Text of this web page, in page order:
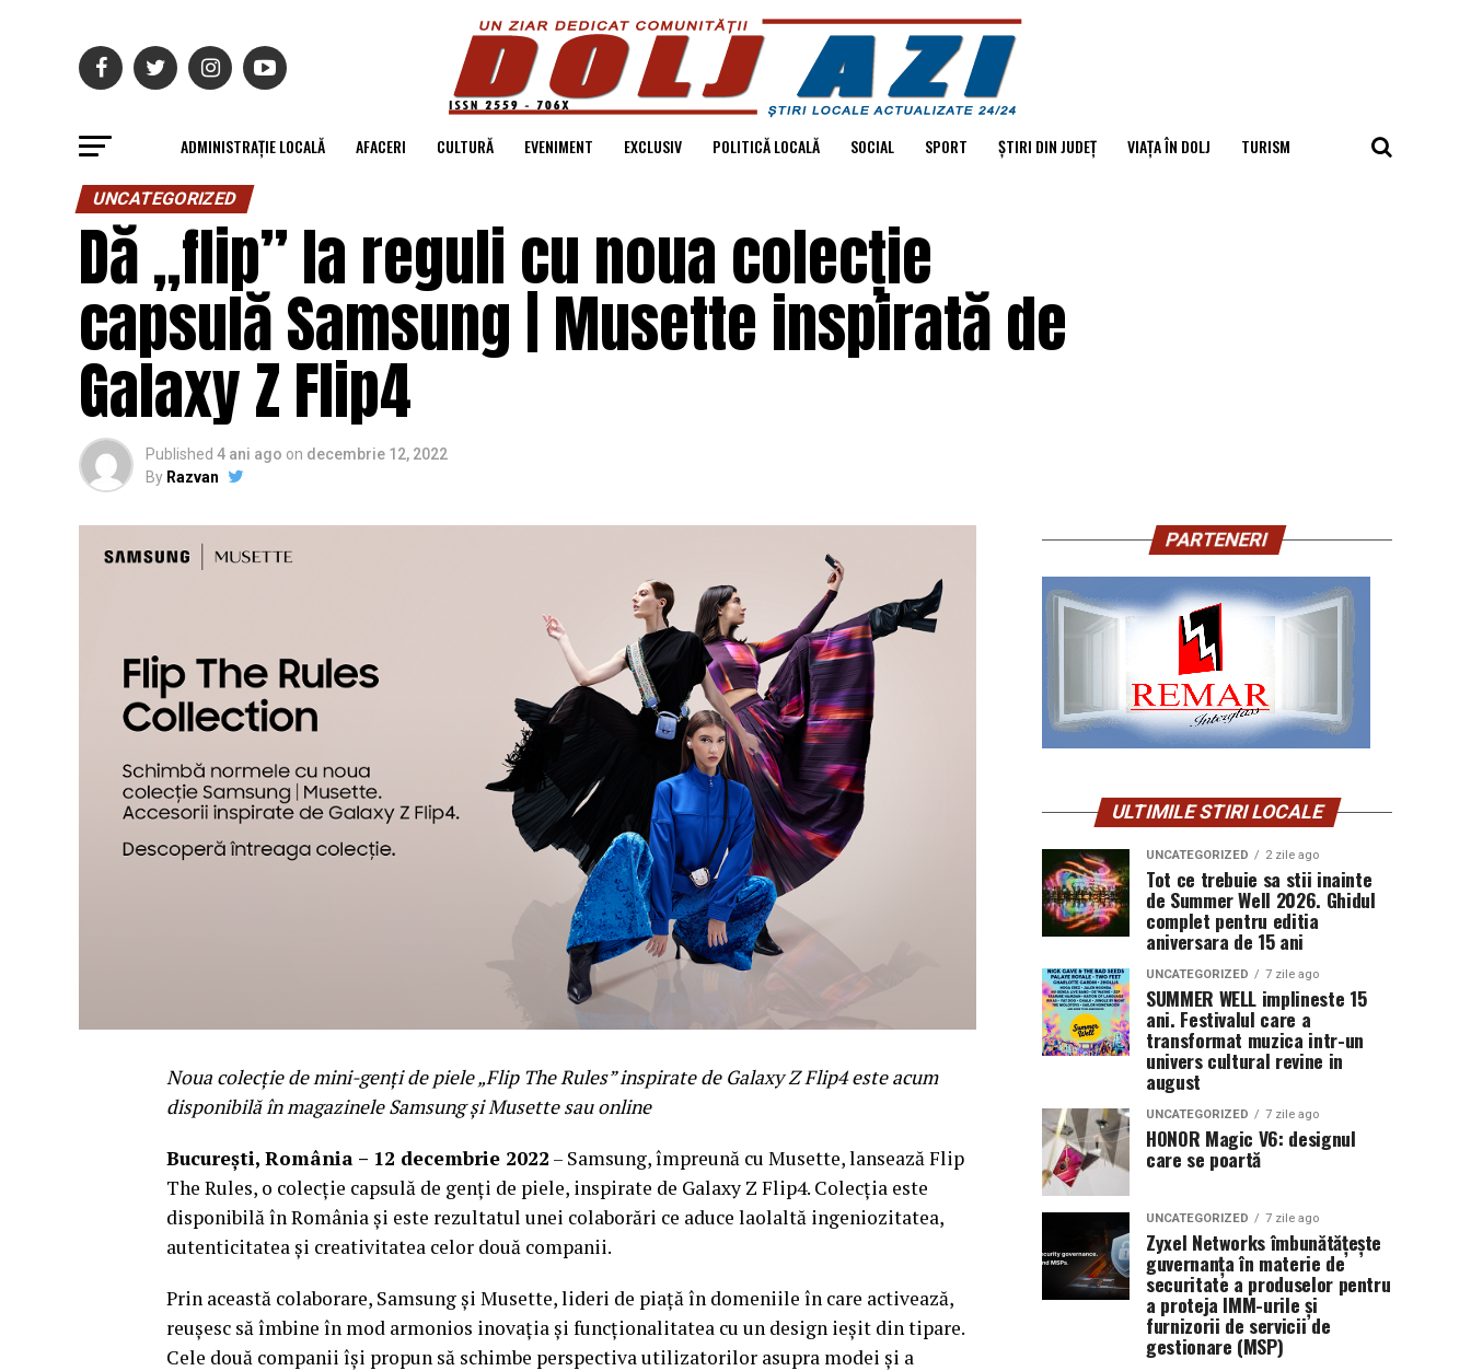
ADMINISTRAȚIE LOCALĂ AFACERI CULTURĂ EVENIMENT EXCLUSIV POLITICĂ LOCALĂ SOCIAL SPORT ȘTIRI DIN JUDEȚ VIAȚA ÎN DOLJ TURISM
UNCATEGORIZED
Dă „flip” la reguli cu noua colecție
capsulă Samsung | Musette inspirată de
Galaxy Z Flip4
Published 4 ani ago on decembrie 12, 2022
By Razvan
Noua colecție de mini-genți de piele „Flip The Rules” inspirate de Galaxy Z Flip4 este acum
disponibilă în magazinele Samsung și Musette sau online
București, România – 12 decembrie 2022 – Samsung, împreună cu Musette, lansează Flip
The Rules, o colecție capsulă de genți de piele, inspirate de Galaxy Z Flip4. Colecția este
disponibilă în România și este rezultatul unei colaborări ce aduce laolaltă ingeniozitatea,
autenticitatea și creativitatea celor două companii.
Prin această colaborare, Samsung și Musette, lideri de piață în domeniile în care activează,
reușesc să îmbine în mod armonios inovația și funcționalitatea cu un design ieșit din tipare.
Cele două companii își propun să schimbe perspectiva utilizatorilor asupra modei și a
PARTENERI
ULTIMILE STIRI LOCALE
UNCATEGORIZED 2 zile ago
Tot ce trebuie sa stii inainte
de Summer Well 2026. Ghidul
complet pentru editia
aniversara de 15 ani
UNCATEGORIZED 7 zile ago
SUMMER WELL implineste 15
ani. Festivalul care a
transformat muzica intr-un
univers cultural revine in
august
UNCATEGORIZED 7 zile ago
HONOR Magic V6: designul
care se poartă
UNCATEGORIZED 7 zile ago
Zyxel Networks îmbunătățește
guvernanța în materie de
securitate a produselor pentru
a proteja IMM-urile și
furnizorii de servicii de
gestionare (MSP)